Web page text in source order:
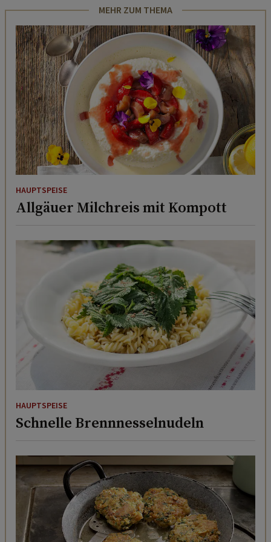
MEHR ZUM THEMA
HAUPTSPEISE
Allgäuer Milchreis mit Kompott
HAUPTSPEISE
Schnelle Brennnesselnudeln